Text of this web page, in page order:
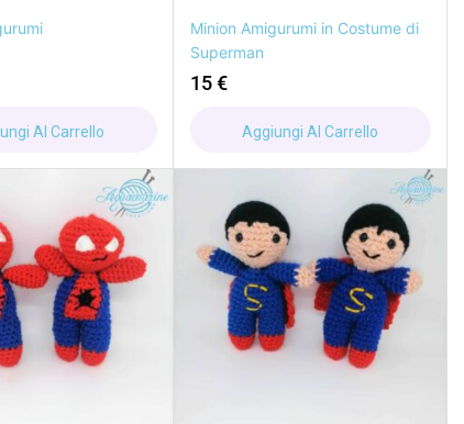
Al Carrello
Minion Amigurumi in Costume di
Superman
15€
Aggiungi Al Carrello